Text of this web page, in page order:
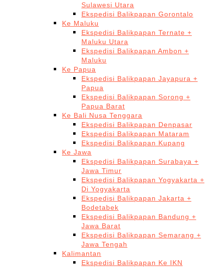
Sulawesi Utara
Ekspedisi Balikpapan Gorontalo
Ke Maluku
Ekspedisi Balikpapan Ternate +
Maluku Utara
Ekspedisi Balikpapan Ambon +
Maluku
Ke Papua
Ekspedisi Balikpapan Jayapura +
Papua
Ekspedisi Balikpapan Sorong +
Papua Barat
Ke Bali Nusa Tenggara
Ekspedisi Balikpapan Denpasar
Ekspedisi Balikpapan Mataram
Ekspedisi Balikpapan Kupang
Ke Jawa
Ekspedisi Balikpapan Surabaya +
Jawa Timur
Ekspedisi Balikpapan Yogyakarta +
Di Yogyakarta
Ekspedisi Balikpapan Jakarta +
Bodetabek
Ekspedisi Balikpapan Bandung +
Jawa Barat
Ekspedisi Balikpapan Semarang +
Jawa Tengah
Kalimantan
Ekspedisi Balikpapan Ke IKN